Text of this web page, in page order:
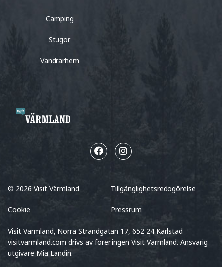
Camping
Stugor
Vandrarhem
© 2026 Visit Värmland Tillgänglighetsredogörelse
Cookie Pressrum
Visit Värmland, Norra Strandgatan 17, 652 24 Karlstad
visitvarmland.com drivs av föreningen Visit Värmland. Ansvarig
utgivare Mia Landin.